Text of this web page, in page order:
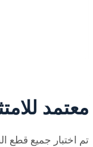
معتمد
تم اختبار جميع قطع